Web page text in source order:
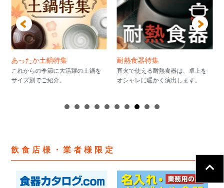
あったか土鍋特集
これからの季節に大活躍の土鍋を
サイズ別でご紹介。
耐熱食器特集
直火で使える耐熱食器は、卓上を
オシャレに暖かく演出します。
飲食店様・業者様限定